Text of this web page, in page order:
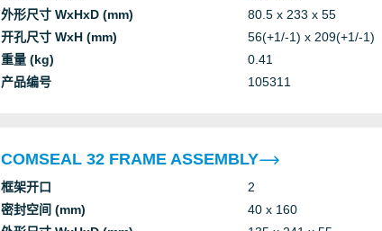
外形尺寸 WxHxD (mm)
80.5 x 233 x 55
开孔尺寸 WxH (mm)
56(+1/-1) x 209(+1/-1)
重量 (kg)
0.41
产品编号
105311
COMSEAL 32 FRAME ASSEMBLY
框架开口
2
密封空间 (mm)
40 x 160